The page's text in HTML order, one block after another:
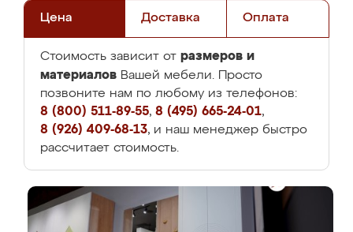
Цена Доставка Оплата
Стоимость зависит от размеров и
материалов Вашей мебели. Просто
позвоните нам по любому из телефонов:
8 (800) 511-89-55, 8 (495) 665-24-01,
8 (926) 409-68-13, и наш менеджер быстро
рассчитает стоимость.